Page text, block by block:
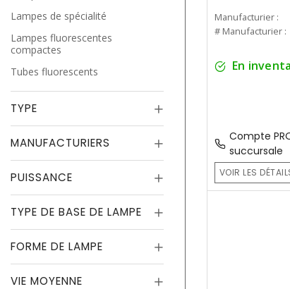
Lampes de spécialité
Lampes fluorescentes
compactes
Tubes fluorescents
TYPE
MANUFACTURIERS
PUISSANCE
TYPE DE BASE DE LAMPE
FORME DE LAMPE
VIE MOYENNE
Manufacturier :
# Manufacturier :
En
Compte
succursale
VOIR LES